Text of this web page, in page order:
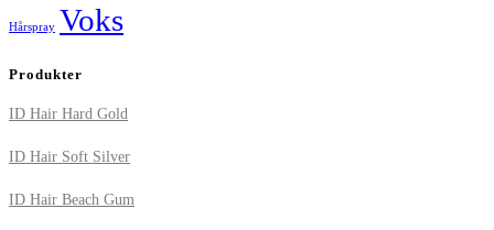
Hårspray Voks
Produkter
ID Hair Hard Gold
ID Hair Soft Silver
ID Hair Beach Gum